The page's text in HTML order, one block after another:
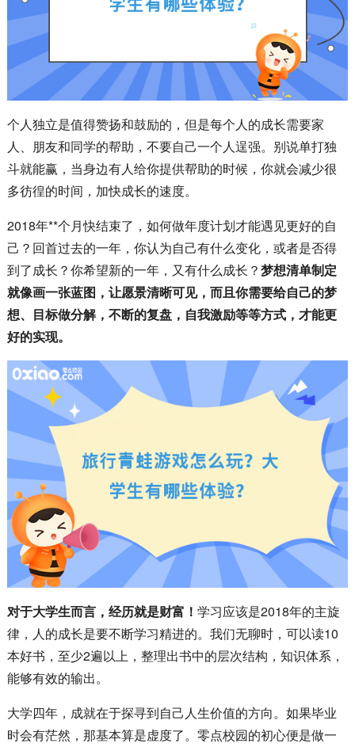
个人独立是值得赞扬和鼓励的，但是每个人的成长需要家
人、朋友和同学的帮助，不要自己一个人逞强。别说单打独
斗就能赢，当身边有人给你提供帮助的时候，你就会减少很
多彷徨的时间，加快成长的速度。
2018年**个月快结束了，如何做年度计划才能遇见更好的自
己？回首过去的一年，你认为自己有什么变化，或者是否得
到了成长？你希望新的一年，又有什么成长？梦想清单制定
就像画一张蓝图，让愿景清晰可见，而且你需要给自己的梦
想、目标做分解，不断的复盘，自我激励等等方式，才能更
好的实现。
对于大学生而言，经历就是财富！ 学习应该是2018年的主旋
律，人的成长是要不断学习精进的。我们无聊时，可以读10
本好书，至少2遍以上，整理出书中的层次结构，知识体系，
能够有效的输出。
大学四年，成就在于探寻到自己人生价值的方向。如果毕业
时会有茫然，那基本算是虚度了。零点校园的初心便是做一